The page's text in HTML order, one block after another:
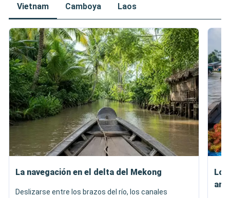
Vietnam Camboya Laos
La navegación en el delta del Mekong
Deslizarse entre los brazos del río, los canales